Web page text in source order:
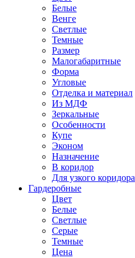
Белые
Венге
Светлые
Темные
Размер
Малогабаритные
Форма
Угловые
Отделка и материал
Из МДФ
Зеркальные
Особенности
Купе
Эконом
Назначение
В коридор
Для узкого коридора
Гардеробные
Цвет
Белые
Светлые
Серые
Темные
Цена